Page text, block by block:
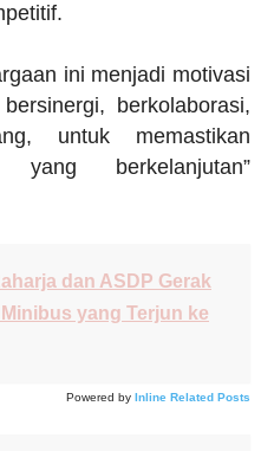
ini menjadi motivasi
berkolaborasi,
untuk memastikan
yang berkelanjutan”
dan ASDP Gerak
yang Terjun ke
Powered by Inline Related Posts